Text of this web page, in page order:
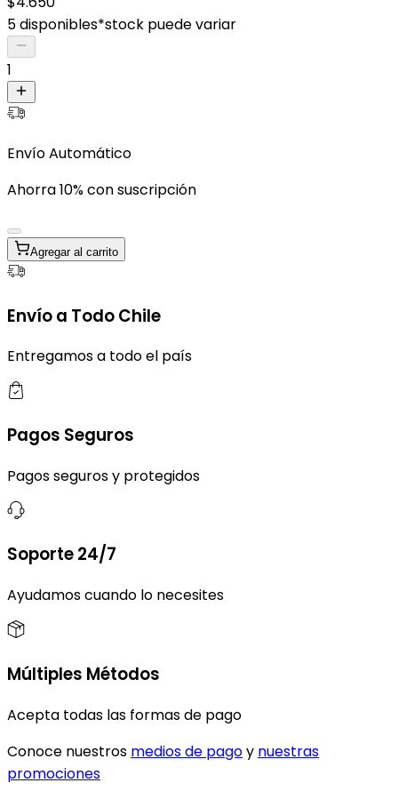
5 disponibles*stock puede variar
1
Envío Automático
Ahorra 10% con suscripción
Agregar al carrito
Envío a Todo Chile
Entregamos a todo el país
Pagos Seguros
Pagos seguros y protegidos
Soporte 24/7
Ayudamos cuando lo necesites
Múltiples Métodos
Acepta todas las formas de pago
Conoce nuestros medios de pagoy nuestras
promociones